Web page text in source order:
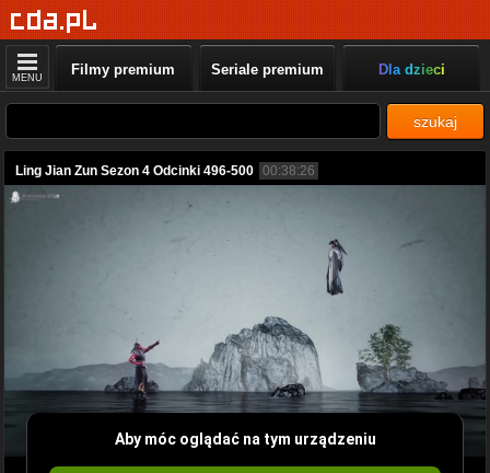
MENU Filmy premium Seriale premium Dla dzieci
szukaj
Ling Jian Zun Sezon 4 Odcinki 496-500 00:38:26
Aby móc oglądać na tym urządzeniu